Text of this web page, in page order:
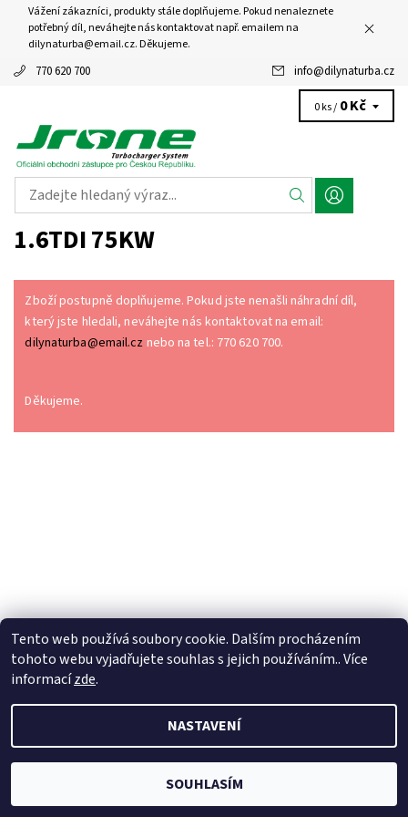
Vážení zákazníci, produkty stále doplňujeme. Pokud nenaleznete
potřebný díl, neváhejte nás kontaktovat např. emailem na
dilynaturba@email.cz. Děkujeme.
770 620 700 info@dilynaturba.cz
0 ks / 0 Kč
1.6TDI 75KW
Zboží postupně doplňujeme. Pokud jste nenašli náhradní díl,
který jste hledali, neváhejte nás kontaktovat na email:
dilynaturba@email.cz nebo na tel.: 770 620 700.
Děkujeme.
2026 © Dilynaturba.cz, všechna práva vyhrazena
nastavení cookies
Vytvořil Shoptet
Tento web používá soubory cookie. Dalším procházením
tohoto webu vyjadřujete souhlas s jejich používáním.. Více
informacízde.
NASTAVENÍ
SOUHLASÍM